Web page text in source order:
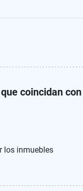
coincidan
los inmuebles